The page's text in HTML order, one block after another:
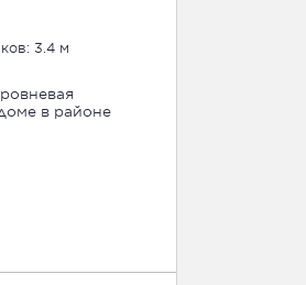
3.4 м
в районе